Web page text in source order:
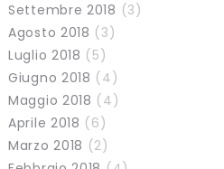
Settembre 2018 (3)
Agosto 2018 (3)
Luglio 2018 (5)
Giugno 2018 (4)
Maggio 2018 (4)
Aprile 2018 (6)
Marzo 2018 (2)